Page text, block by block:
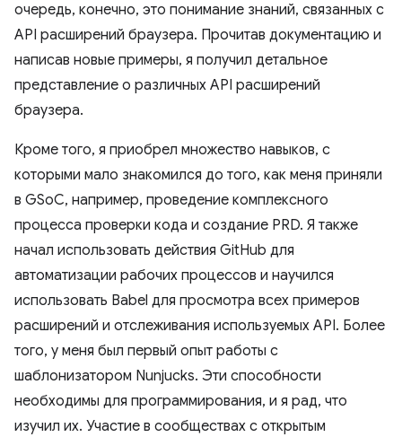
очередь, конечно, это понимание знаний, связанных с
API расширений браузера. Прочитав документацию и
написав новые примеры, я получил детальное
представление о различных API расширений
браузера.
Кроме того, я приобрел множество навыков, с
которыми мало знакомился до того, как меня приняли
в GSoC, например, проведение комплексного
процесса проверки кода и создание PRD. Я также
начал использовать действия GitHub для
автоматизации рабочих процессов и научился
использовать Babel для просмотра всех примеров
расширений и отслеживания используемых API. Более
того, у меня был первый опыт работы с
шаблонизатором Nunjucks. Эти способности
необходимы для программирования, и я рад, что
изучил их. Участие в сообществах с открытым